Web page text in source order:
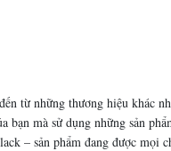
từ những thương hiệu khác
mà sử dụng những sản
– sản phẩm đang được mọi